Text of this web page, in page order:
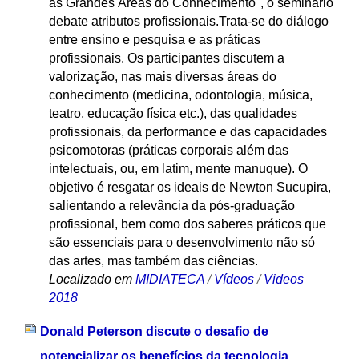
debate atributos profissionais.Trata-se do diálogo
entre ensino e pesquisa e as práticas
profissionais. Os participantes discutem a
valorização, nas mais diversas áreas do
conhecimento (medicina, odontologia, música,
teatro, educação física etc.), das qualidades
profissionais, da performance e das capacidades
psicomotoras (práticas corporais além das
intelectuais, ou, em latim, mente manuque). O
objetivo é resgatar os ideais de Newton Sucupira,
salientando a relevância da pós-graduação
profissional, bem como dos saberes práticos que
são essenciais para o desenvolvimento não só
das artes, mas também das ciências.
Localizado em MIDIATECA /Vídeos /Videos
2018
Donald Peterson discute o desafio de